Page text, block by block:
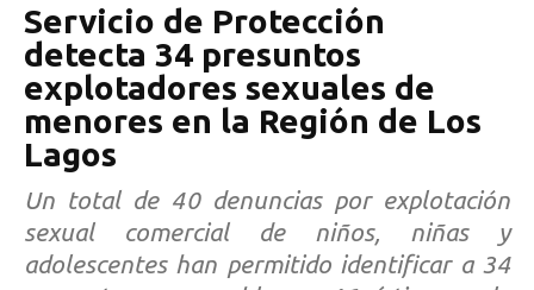
Servicio de Protección
detecta 34 presuntos
explotadores sexuales de
menores en la Región de Los
Lagos
Un total de 40 denuncias por explotación
sexual comercial de niños, niñas y
adolescentes han permitido identificar a 34